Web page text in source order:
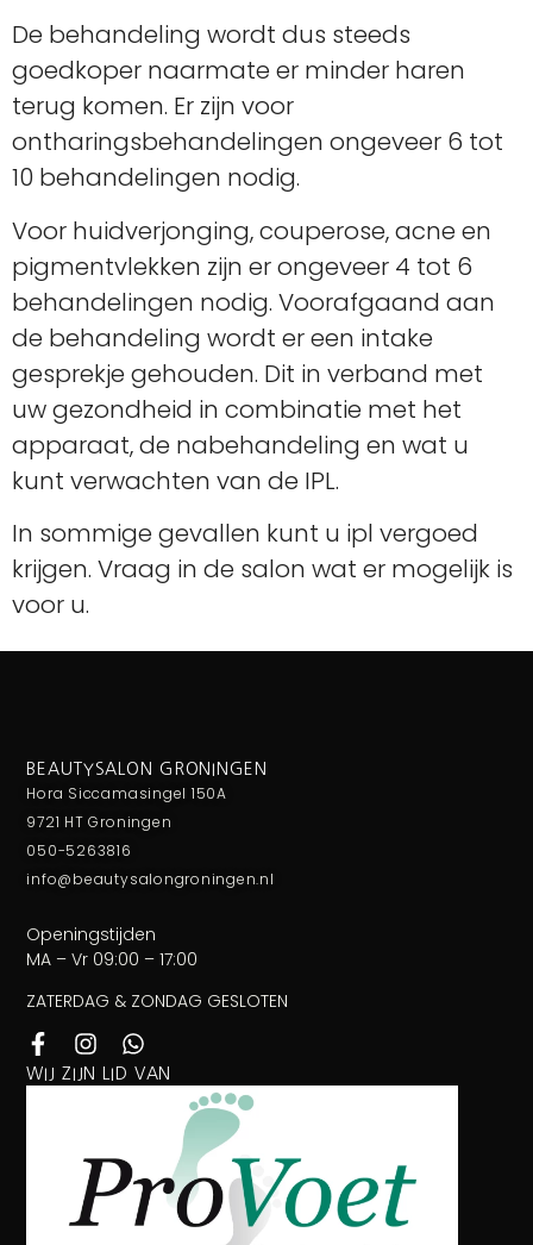
De behandeling wordt dus steeds
goedkoper naarmate er minder haren
terug komen. Er zijn voor
ontharingsbehandelingen ongeveer 6 tot
10 behandelingen nodig.
Voor huidverjonging, couperose, acne en
pigmentvlekken zijn er ongeveer 4 tot 6
behandelingen nodig. Voorafgaand aan
de behandeling wordt er een intake
gesprekje gehouden. Dit in verband met
uw gezondheid in combinatie met het
apparaat, de nabehandeling en wat u
kunt verwachten van de IPL.
In sommige gevallen kunt u ipl vergoed
krijgen. Vraag in de salon wat er mogelijk is
voor u.
BEAUTYSALON GRONINGEN
Hora Siccamasingel 150A
9721 HT Groningen
050-5263816
info@beautysalongroningen.nl
Openingstijden
MA – Vr 09:00 – 17:00
ZATERDAG & ZONDAG GESLOTEN
WIJ ZIJN LID VAN